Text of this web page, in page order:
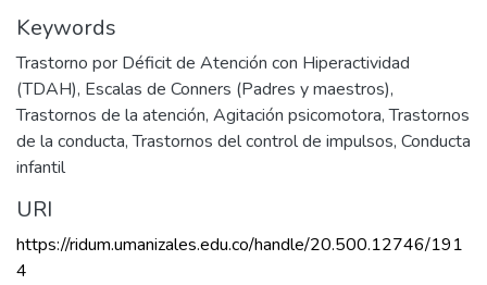
Keywords
Trastorno por Déficit de Atención con Hiperactividad
(TDAH), Escalas de Conners (Padres y maestros),
Trastornos de la atención, Agitación psicomotora,Trastornos
de la conducta,Trastornos del control de impulsos, Conducta
infantil
URI
https://ridum.umanizales.edu.co/handle/20.500.12746/191
4